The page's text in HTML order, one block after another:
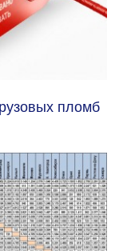
пломб